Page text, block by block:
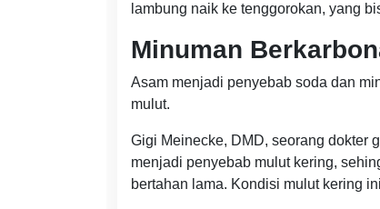
lambung naik ke tenggorokan, yang
Minuman
Asam menjadi penyebab soda dan
mulut.
Gigi Meinecke, DMD, seorang dokter
menjadi penyebab mulut kering,
bertahan lama. Kondisi mulut kering